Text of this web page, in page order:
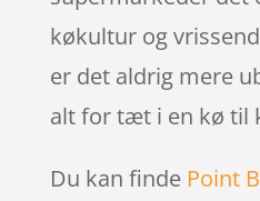
køkultur og
er det aldrig mere
alt for tæt i en kø til
Du kan finde Point